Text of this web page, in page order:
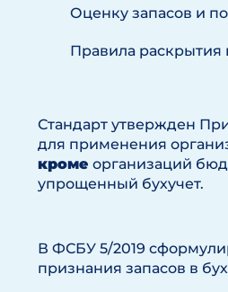
Оценку запасов и
Правила раскрытия
Стандарт утвержден
для применения
кроме организаций
упрощенный бухучет.
В ФСБУ 5/2019
признания запасов в